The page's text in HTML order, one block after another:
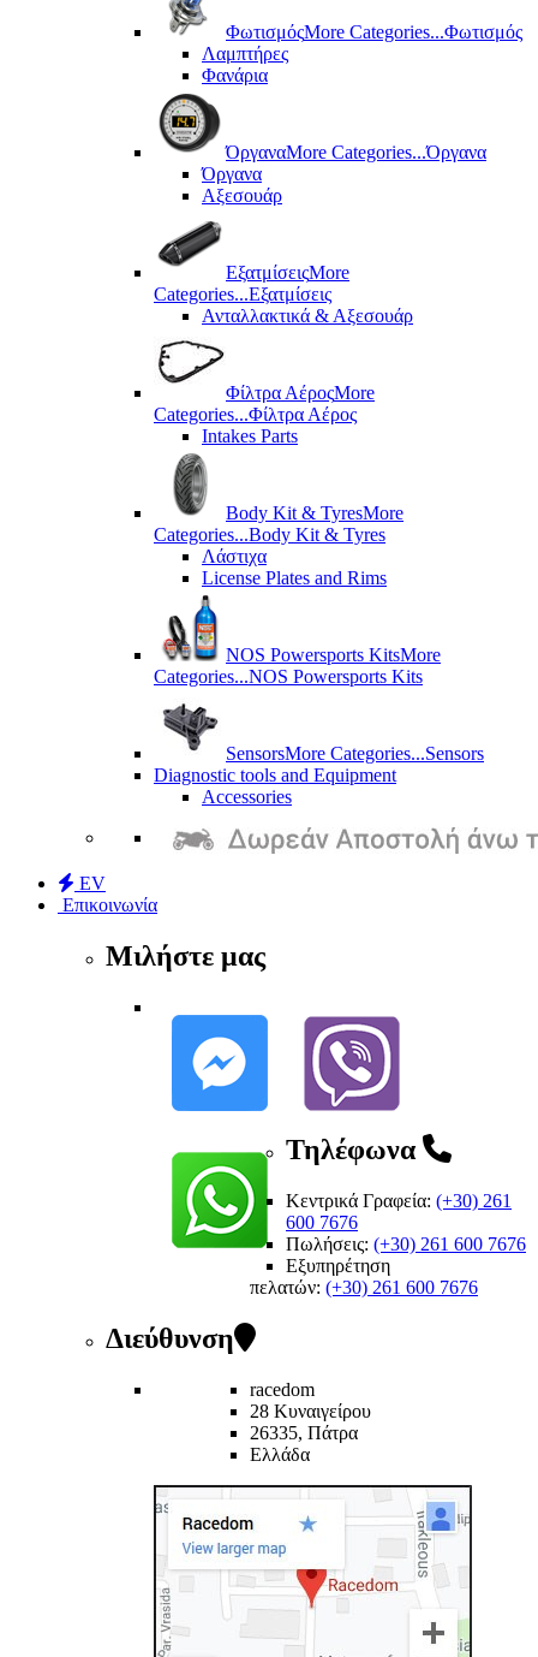
ΦωτισμόςMore Categories...Φωτισμός
Λαμπτήρες
Φανάρια
ΌργαναMore Categories...Όργανα
Όργανα
Αξεσουάρ
ΕξατμίσειςMore
Categories...Εξατμίσεις
Ανταλλακτικά & Αξεσουάρ
Φίλτρα ΑέροςMore
Categories...Φίλτρα Αέρος
Intakes Parts
Body Kit & TyresMore
Categories...Body Kit & Tyres
Λάστιχα
License Plates and Rims
NOS Powersports KitsMore
Categories...NOS Powersports Kits
SensorsMore Categories...Sensors
Diagnostic tools and Equipment
Accessories
EV
Επικοινωνία
Μιλήστε μας
Τηλέφωνα
Κεντρικά Γραφεία: (+30) 261
600 7676
Πωλήσεις: (+30) 261 600 7676
Εξυπηρέτηση
πελατών: (+30) 261 600 7676
Διεύθυνση
racedom
28 Κυναιγείρου
26335, Πάτρα
Ελλάδα